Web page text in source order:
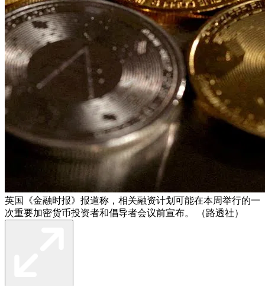
英国《金融时报》报道称，相关融资计划可能在本周举行的一
次重要加密货币投资者和倡导者会议前宣布。 （路透社）